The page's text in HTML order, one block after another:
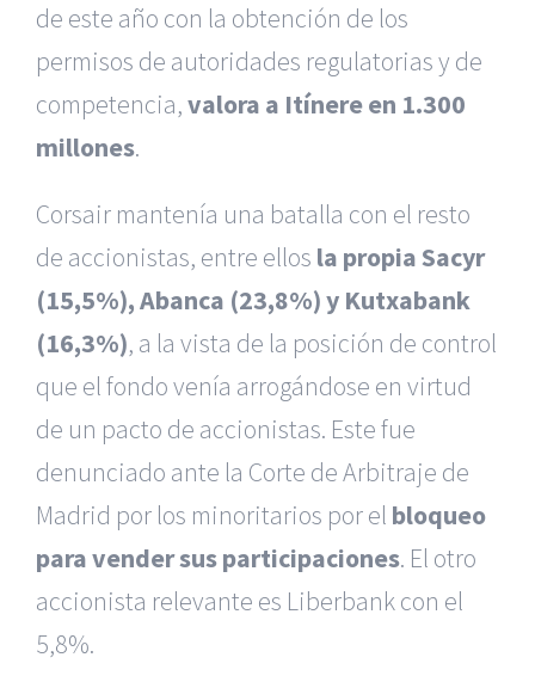
de este año con la obtención de los
permisos de autoridades regulatorias y de
competencia,valora a Itínere en 1.300
millones.
Corsair mantenía una batalla con el resto
de accionistas, entre ellos la propia Sacyr
(15,5%), Abanca (23,8%) y Kutxabank
(16,3%), a la vista de la posición de control
que el fondo venía arrogándose en virtud
de un pacto de accionistas. Este fue
denunciado ante la Corte de Arbitraje de
Madrid por los minoritarios por el bloqueo
para vender sus participaciones. El otro
accionista relevante es Liberbank con el
5,8%.